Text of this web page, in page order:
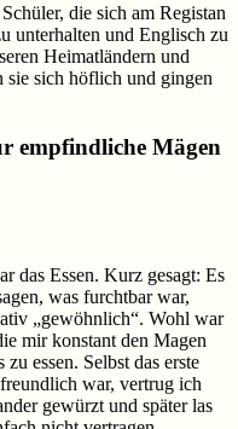
die sich am Registan
unterhalten und Englisch zu
Heimatländern und
sie sich höflich und gingen
empfindliche Mägen
das Essen. Kurz gesagt: Es
was furchtbar war,
„gewöhnlich“. Wohl war
mir konstant den Magen
essen. Selbst das erste
war, vertrug ich
gewürzt und später las